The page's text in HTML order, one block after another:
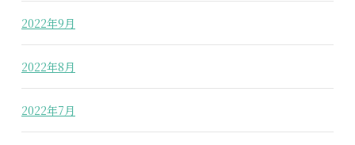
2022年9月
2022年8月
2022年7月